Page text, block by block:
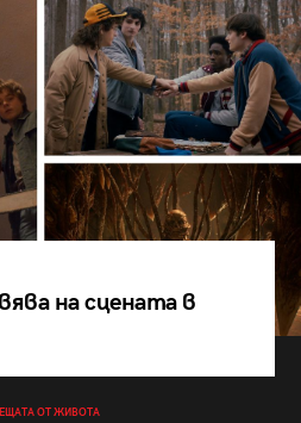
на сцената в
ОТ ЖИВОТА